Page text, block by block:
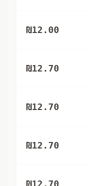
₪12.00
₪12.70
₪12.70
₪12.70
₪12.70